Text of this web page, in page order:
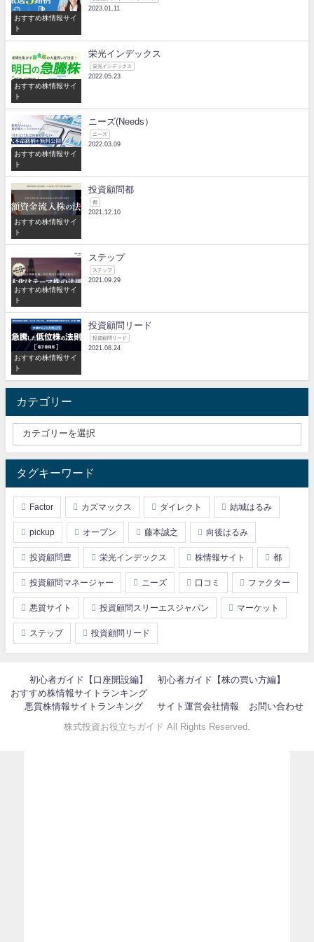
おすすめ株情報サイ
ト
2023.01.11
おすすめ株情報サイ
ト
栄光インデックス
栄光インデックス
2022.05.23
おすすめ株情報サイ
ト
ニーズ(Needs）
ニーズ
2022.03.09
おすすめ株情報サイ
ト
投資顧問都
都
2021.12.10
おすすめ株情報サイ
ト
ステップ
ステップ
2021.09.29
おすすめ株情報サイ
ト
投資顧問リード
投資顧問リード
2021.08.24
カテゴリー
タグキーワード
Factor カズマックス ダイレクト 結城はるみ
pickup オープン 藤本誠之 向後はるみ
投資顧問豊 栄光インデックス 株情報サイト 都
投資顧問マネージャー ニーズ 口コミ ファクター
悪質サイト 投資顧問スリーエスジャパン マーケット
ステップ 投資顧問リード
初心者ガイド【口座開設編】
初心者ガイド【株の買い方編】
おすすめ株情報サイトランキング
悪質株情報サイトランキング
サイト運営会社情報
お問い合わせ
株式投資お役立ちガイド All Rights Reserved.